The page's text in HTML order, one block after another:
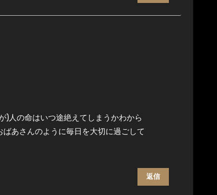
)人の命はいつ途絶えてしまうかわから
あさんのように毎日を大切に過ごして
返信